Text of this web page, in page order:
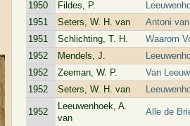
1950
Fildes, P.
1951
Seters, W. H. van
Antoni
1951
Schlichting, T. H.
Waarom
1952
Mendels, J.
1952
Zeeman, W. P.
Van
1952
Seters, W. H. van
1952
Leeuwenhoek, A.
van
Alle de